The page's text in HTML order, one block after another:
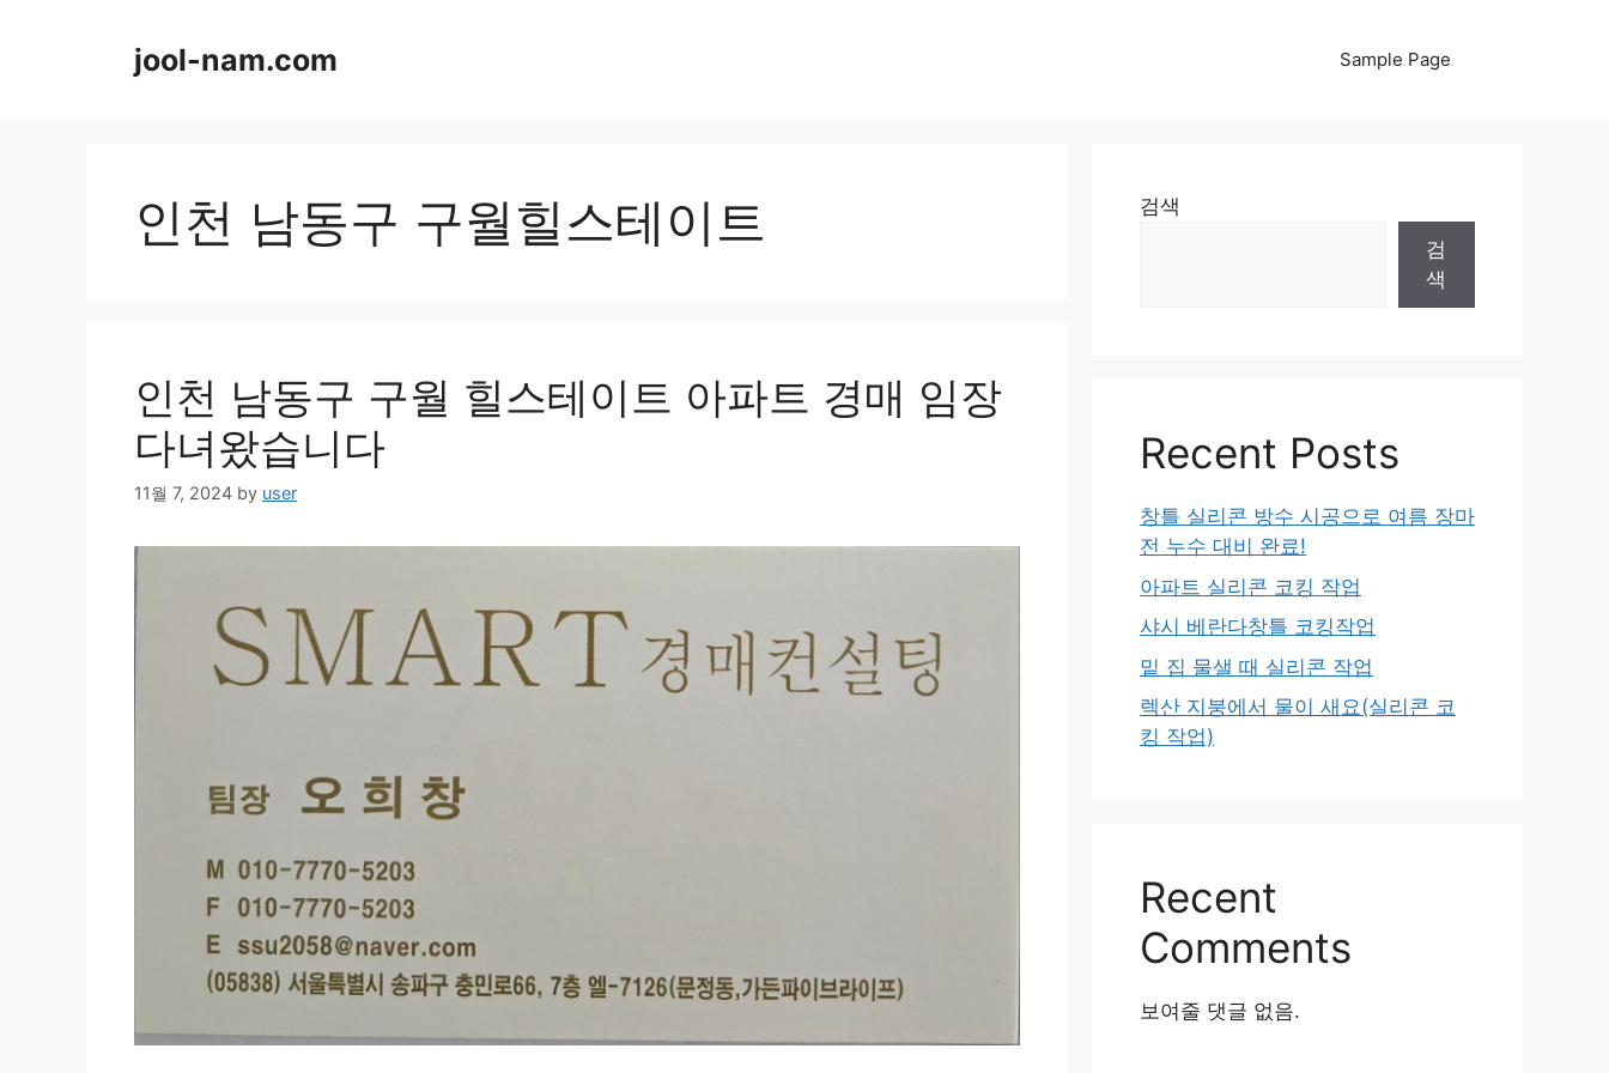
jool-nam.com Sample Page
인천 남동구 구월힐스테이트
인천 남동구 구월 힐스테이트 아파트 경매 임장
다녀왔습니다
11월 7, 2024 by user
검색
검
색
Recent Posts
창틀 실리콘 방수 시공으로 여름 장마
전 누수 대비 완료!
아파트 실리콘 코킹 작업
샤시 베란다창틀 코킹작업
밑 집 물샐 때 실리콘 작업
렉산 지붕에서 물이 새요(실리콘 코
킹 작업)
Recent
Comments
보여줄 댓글 없음.